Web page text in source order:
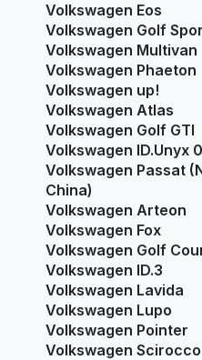
Volkswagen Eos
Volkswagen Golf
Volkswagen Multivan
Volkswagen Phaeton
Volkswagen up!
Volkswagen Atlas
Volkswagen Golf GTI
Volkswagen ID.Unyx
Volkswagen Passat
China)
Volkswagen Arteon
Volkswagen Fox
Volkswagen Golf
Volkswagen ID.3
Volkswagen Lavida
Volkswagen Lupo
Volkswagen Pointer
Volkswagen Scirocco